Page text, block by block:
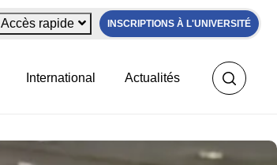
Accès rapide INSCRIPTIONS À L'UNIVERSITÉ
International Actualités